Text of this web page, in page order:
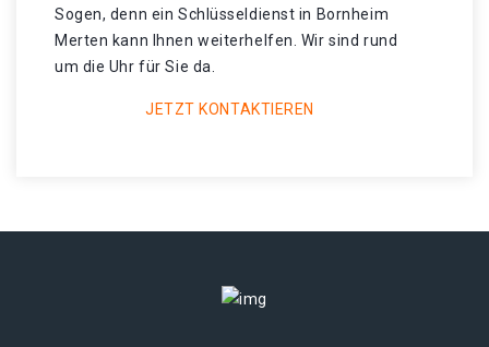
Sogen, denn ein Schlüsseldienst in Bornheim
Merten kann Ihnen weiterhelfen. Wir sind rund
um die Uhr für Sie da.
JETZT KONTAKTIEREN